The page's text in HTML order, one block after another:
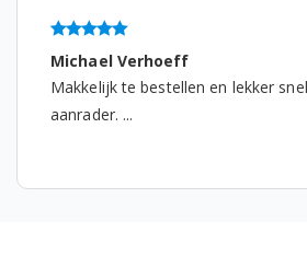
en lekker snel binnen. Zeker een